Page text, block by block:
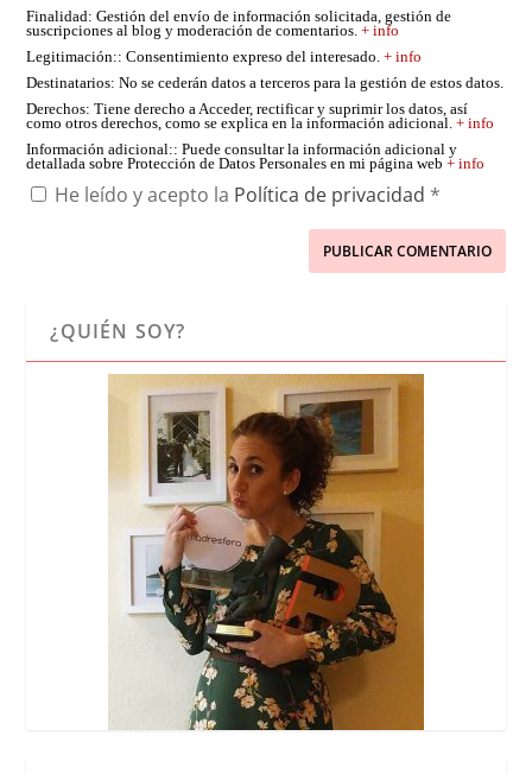
Finalidad: Gestión del envío de información solicitada, gestión de
suscripciones al blog y moderación de comentarios.+ info
Legitimación:: Consentimiento expreso del interesado.+ info
Destinatarios: No se cederán datos a terceros para la gestión de estos datos.
Derechos: Tiene derecho a Acceder, rectificar y suprimir los datos, así
como otros derechos, como se explica en la información adicional.+ info
Información adicional:: Puede consultar la información adicional y
detallada sobre Protección de Datos Personales en mi página web+ info
He leído y acepto la Política de privacidad *
¿QUIÉN SOY?